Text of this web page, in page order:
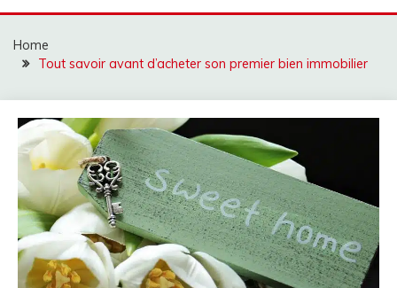
IMMO CALCULETTE
Home
Tout savoir avant d’acheter son premier bien immobilier